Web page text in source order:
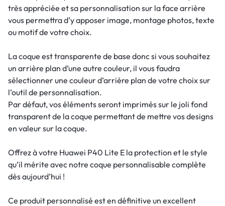
très appréciée et sa personnalisation sur la face arrière
vous permettra d’y apposer image, montage photos, texte
ou motif de votre choix.
La coque est transparente de base donc si vous souhaitez
un arrière plan d’une autre couleur, il vous faudra
sélectionner une couleur d’arrière plan de votre choix sur
l’outil de personnalisation.
Par défaut, vos éléments seront imprimés sur le joli fond
transparent de la coque permettant de mettre vos designs
en valeur sur la coque.
Offrez à votre Huawei P40 Lite E la protection et le style
qu’il mérite avec notre coque personnalisable complète
dès aujourd’hui !
Ce produit personnalisé est en définitive un excellent